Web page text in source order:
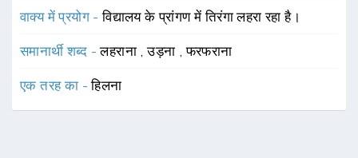
वाक्य में प्रयोग -विद्यालय के प्रांगण में तिरंगा लहरा रहा है।
समानार्थी शब्द -लहराना ,उड़ना ,फरफराना
एक तरह का -हिलना